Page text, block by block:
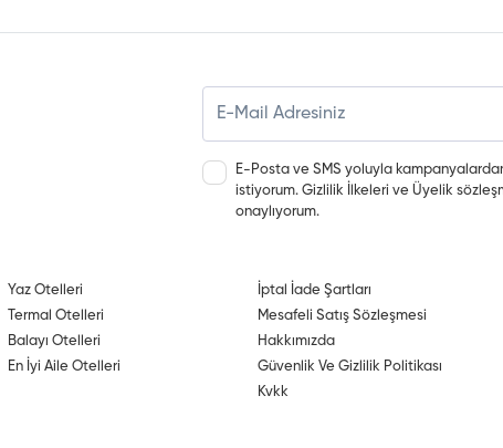
E-Posta ve SMS yoluyla
istiyorum.Gizlilik İlkeleri veÜyelik
onaylıyorum.
Yaz Otelleri
Termal Otelleri
Balayı Otelleri
En İyi Aile Otelleri
İptal İade Şartları
Mesafeli Satış Sözleşmesi
Hakkımızda
Güvenlik Ve Gizlilik Politikası
Kvkk